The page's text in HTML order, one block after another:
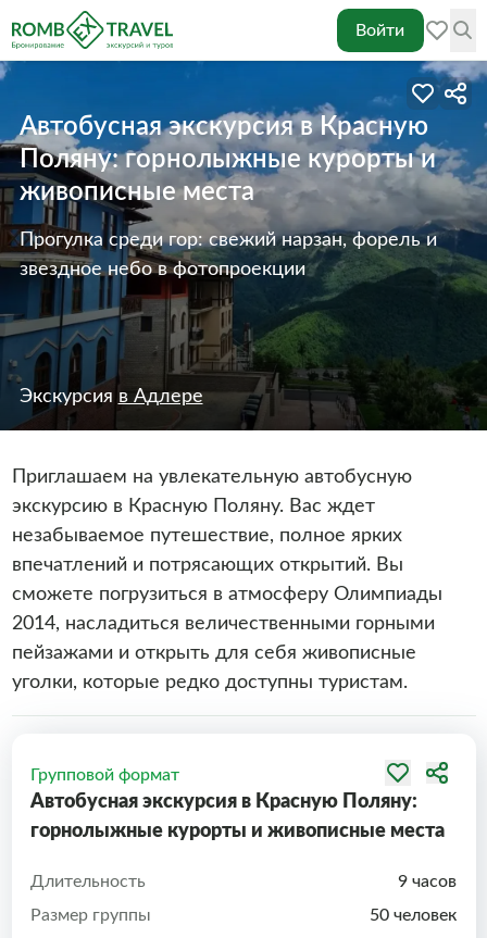
Войти
Автобусная экскурсия в Красную
Поляну: горнолыжные курорты и
живописные места
Прогулка среди гор: свежий нарзан, форель и
звездное небо в фотопроекции
Экскурсия в Адлере
Приглашаем на увлекательную автобусную
экскурсию в Красную Поляну. Вас ждет
незабываемое путешествие, полное ярких
впечатлений и потрясающих открытий. Вы
сможете погрузиться в атмосферу Олимпиады
2014, насладиться величественными горными
пейзажами и открыть для себя живописные
уголки, которые редко доступны туристам.
Групповой формат
Автобусная экскурсия в Красную Поляну:
горнолыжные курорты и живописные места
Длительность
9 часов
Размер группы
50 человек